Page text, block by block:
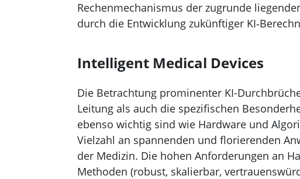
Rechenmechanismus der zugrunde
durch die Entwicklung zukünftiger
Intelligent Medical Devices
Die Betrachtung prominenter KI-
Leitung als auch die spezifischen
ebenso wichtig sind wie Hardware und
Vielzahl an spannenden und florierenden
der Medizin. Die hohen Anforderungen an
Methoden (robust, skalierbar,